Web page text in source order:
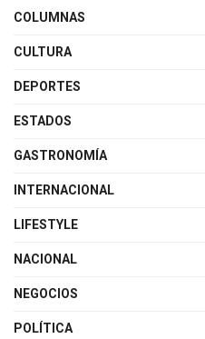
COLUMNAS
CULTURA
DEPORTES
ESTADOS
GASTRONOMÍA
INTERNACIONAL
LIFESTYLE
NACIONAL
NEGOCIOS
POLÍTICA